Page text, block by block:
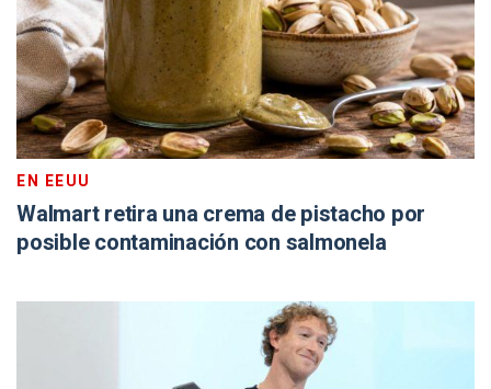
EN EEUU
Walmart retira una crema de pistacho por
posible contaminación con salmonela